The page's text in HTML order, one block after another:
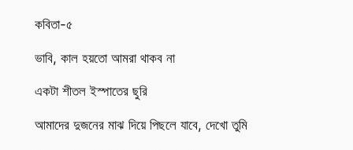
কবিতা-৫
ভাবি, কাল হয়তো আমরা থাকব না
একটা শীতল ইস্পাতের ছুরি
আমাদের দুজনের মাঝ দিয়ে পিছলে যাবে, দেখো তুমি